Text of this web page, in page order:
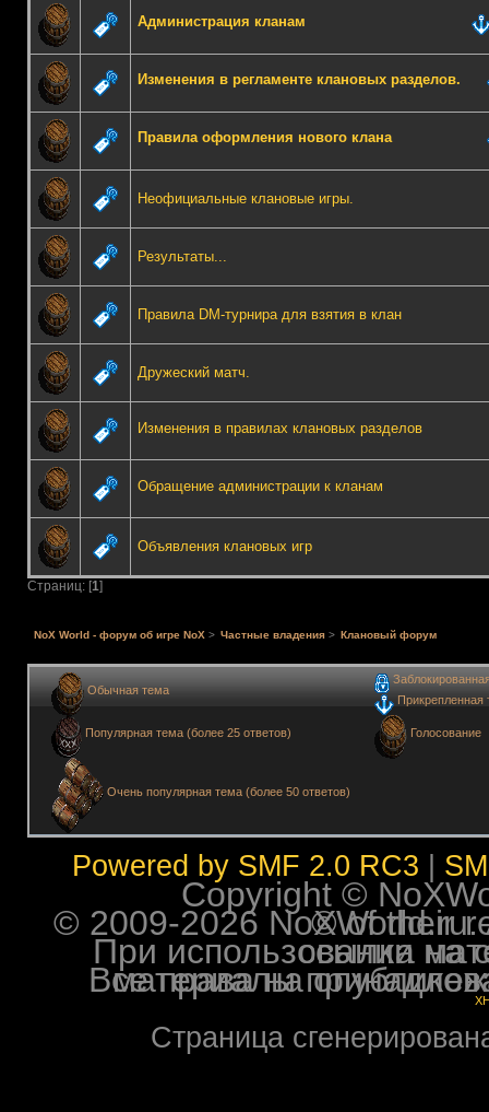
Администрация кланам
Изменения в регламенте клановых разделов.
Правила оформления нового клана
Неофициальные клановые игры.
Результаты...
Правила DM-турнира для взятия в клан
Дружеский матч.
Изменения в правилах клановых разделов
Обращение администрации к кланам
Объявления клановых игр
Страниц: [1]
NoX World - форум об игре NoX> Частные владения > Клановый форум
Обычная тема
Популярная тема (более 25 ответов)
Очень популярная тема (более 50 ответов)
Прикрепленная
Голосование
Powered by SMF 2.0 RC3
Copyright ©
© 2009-2026 NoXWorld.ru. All
При использовании
Все права на опубликованные на форуме
Страница